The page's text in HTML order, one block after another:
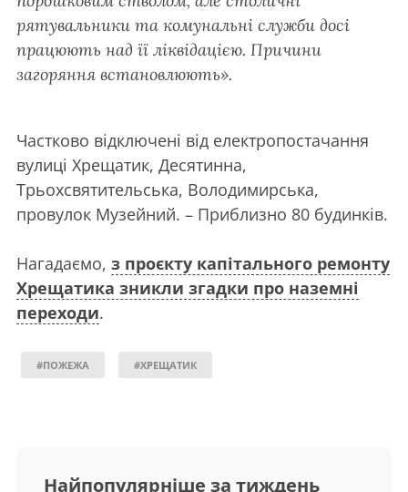
рятувальники та комунальні служби досі
працюють над її ліквідацією. Причини
загоряння встановлюють».
Частково відключені від електропостачання
вулиці Хрещатик, Десятинна,
Трьохсвятительська, Володимирська,
провулок Музейний. – Приблизно 80 будинків.
Нагадаємо, з проєкту капітального ремонту
Хрещатика зникли згадки про наземні
переходи.
#ПОЖЕЖА #ХРЕЩАТИК
Найпопулярніше за тиждень